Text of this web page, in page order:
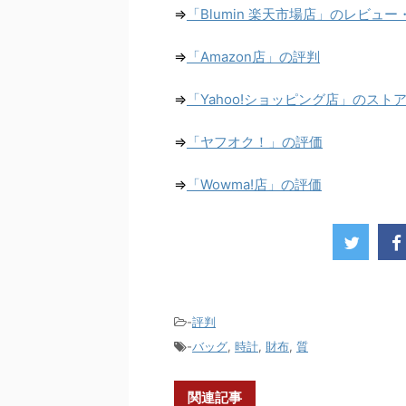
⇒ 「Blumin 楽天市場店」のレビュー
⇒ 「Amazon店」の評判
⇒ 「Yahoo!ショッピング店」のスト
⇒ 「ヤフオク！」の評価
⇒ 「Wowma!店」の評価
-評判
-バッグ, 時計, 財布, 質
関連記事